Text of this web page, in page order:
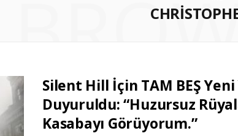
Silent Hill İçin TAM BEŞ Yeni
Duyuruldu: “Huzursuz
Kasabayı Görüyorum.”